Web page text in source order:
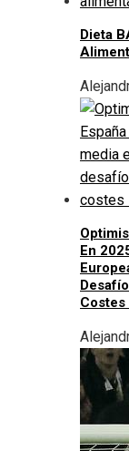
Dieta
En